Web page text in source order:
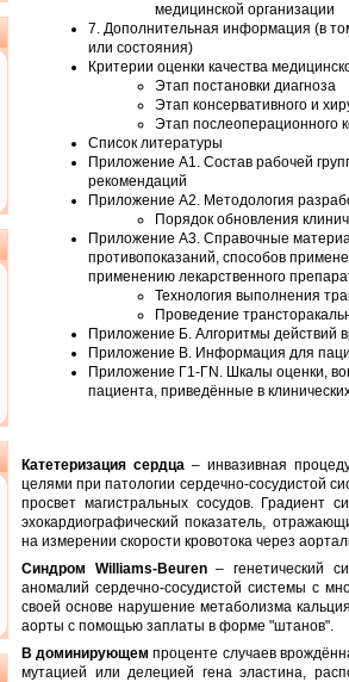
медицинской организации
7. Дополнительная информация (в
или состояния)
Критерии оценки качества
Этап постановки диагноза
Этап консервативного и
Этап послеоперационного
Список литературы
Приложение А1. Состав рабочей
рекомендаций
Приложение А2. Методология
Порядок обновления
Приложение А3. Справочные
противопоказаний, способов
применению лекарственного
Технология выполнения
Проведение
Приложение Б. Алгоритмы действий
Приложение В. Информация для
Приложение Г1-ГN. Шкалы оценки,
пациента, приведённые в
Катетеризация сердца – инвазивная
целями при патологии сердечно-сосудистой
просвет магистральных сосудов.
эхокардиографический показатель,
на измерении скорости кровотока через
Синдром Williams-Beuren– генетический
аномалий сердечно-сосудистой системы с
своей основе нарушение метаболизма
аорты с помощью заплаты в форме "штанов".
В доминирующем проценте случаев
мутацией или делецией гена эластина,